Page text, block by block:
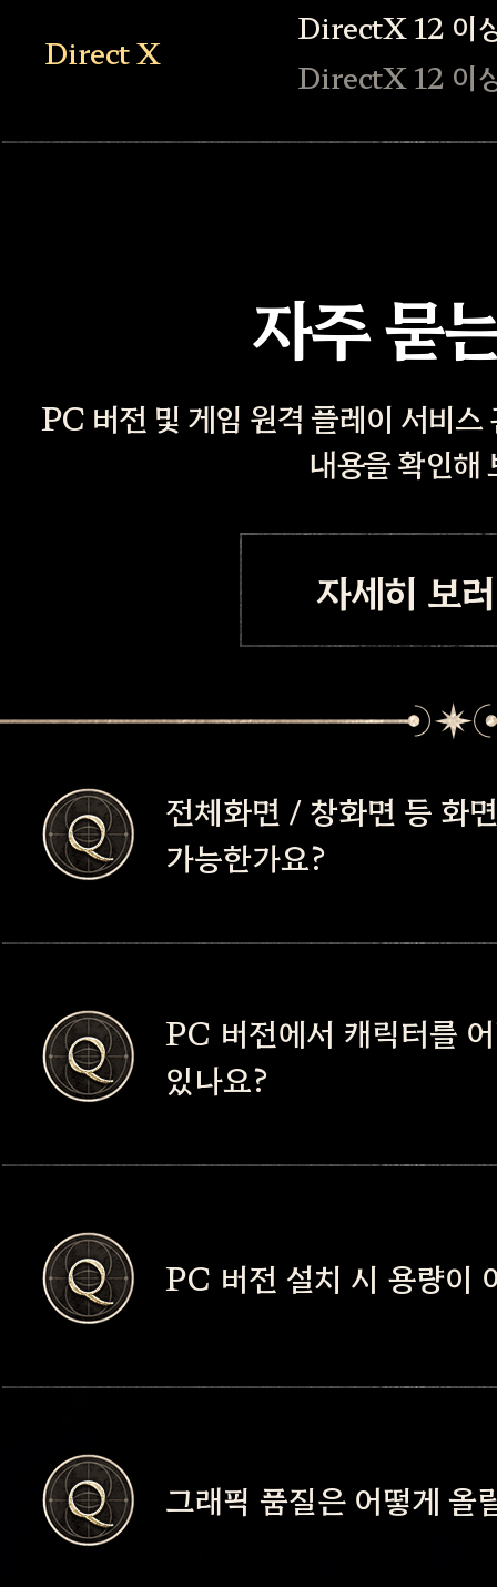
Direct X
DirectX 12 이
DirectX 12 이
자주 묻
PC 버전 및 게임 원격 플레이 서비
내용을 확인해
자세히 보
전체화면 / 창화면 등 화
가능한가요?
- 전체화면 / 창모드는
통해 전환이 가능합니다.
크기를 조정할 수 있습니
PC 버전에서 캐릭터를
있나요?
움직이거나 마우스 클릭
가상 패드를 통해 이동할
PC 버전 설치 시 용량이
확보하신 후 설치를 부탁
그래픽 품질은 어떻게 올